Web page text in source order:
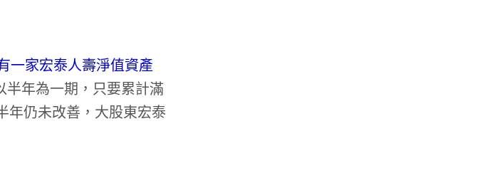
一家宏泰人壽淨值資產
半年為一期，只要累計滿
年仍未改善，大股東宏泰